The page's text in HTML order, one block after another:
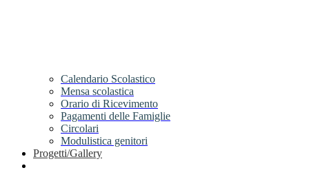
Calendario Scolastico
Mensa scolastica
Orario di Ricevimento
Pagamenti delle Famiglie
Circolari
Modulistica genitori
Progetti/Gallery